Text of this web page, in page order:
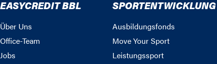
EASYCREDIT BBL
Über Uns
Office-Team
Jobs
SPORTENTWICKLUNG
Ausbildungsfonds
Move Your Sport
Leistungssport